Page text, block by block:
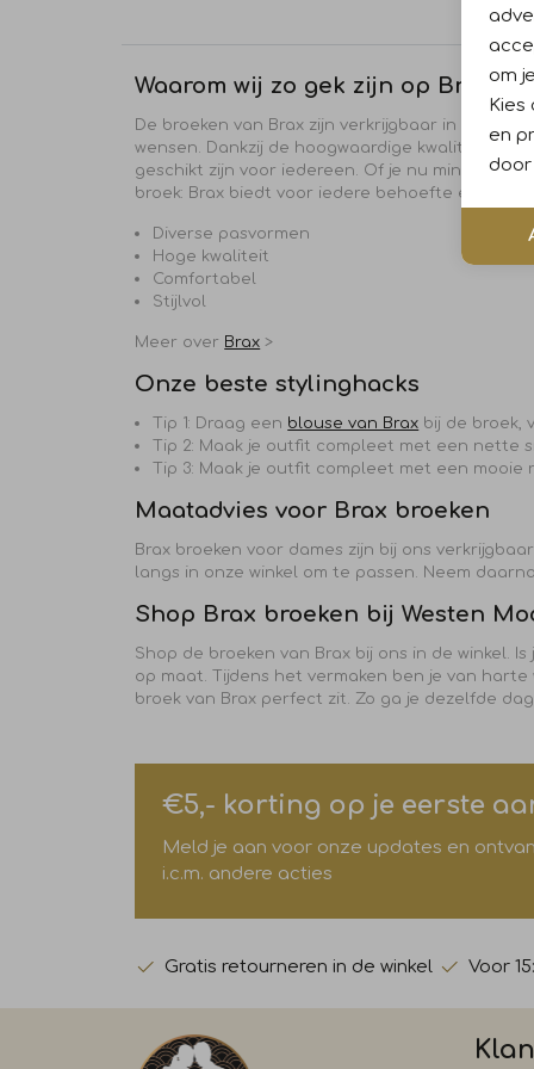
Waarom wij zo gek zijn op Brax
De broeken van Brax zijn verkrijgbaar in
wensen. Dankzij de hoogwaardige kwaliteit
geschikt zijn voor iedereen. Of je nu minder
broek: Brax biedt voor iedere behoefte een
Diverse pasvormen
Hoge kwaliteit
Comfortabel
Stijlvol
Meer over Brax >
Onze beste stylinghacks
Tip 1: Draag een blouse van Brax bij de broek,
Tip 2: Maak je outfit compleet met een nette
Tip 3: Maak je outfit compleet met een mooie
Maatadvies voor Brax broeken
Brax broeken voor dames zijn bij ons
langs in onze winkel om te passen. Neem
Shop Brax broeken bij Westen
Shop de broeken van Brax bij ons in de winkel.
op maat. Tijdens het vermaken ben je van harte
broek van Brax perfect zit. Zo ga je dezelfde
€5,- korting op je eerste
Meld je aan voor onze updates en
i.c.m. andere acties
Gratis retourneren in de winkel Voor
om
Kies
en
door